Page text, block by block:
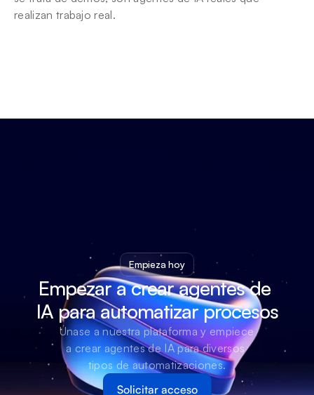
realizan trabajo real.
Empieza hoy
Empezar a crear agentes de
IA para automatizar procesos
Únase a nuestra plataforma y empiece
a crear agentes de IA para diversos
tipos de automatizaciones.
Solicitar acceso